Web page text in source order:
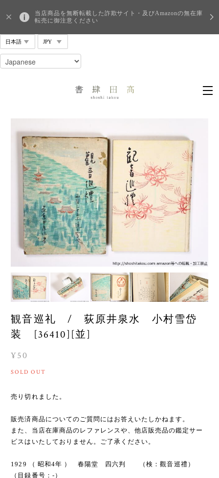
当店商品を無断転載した詐欺サイト・及びAmazonの無在庫
転売に御注意ください
観音巡礼 / 荻原井泉水 小村雪岱
装 [36410][並]
¥50
SOLD OUT
売り切れました。
販売済商品についてのご質問にはお答えいたしかねます。
また、当店在庫商品のレファレンスや、他店販売品の鑑定サー
ビスはいたしておりません。ご了承ください。
1929 （ 昭和4年 ） 春陽堂 四六判 （検：觀音巡禮）
（目録番号：-）